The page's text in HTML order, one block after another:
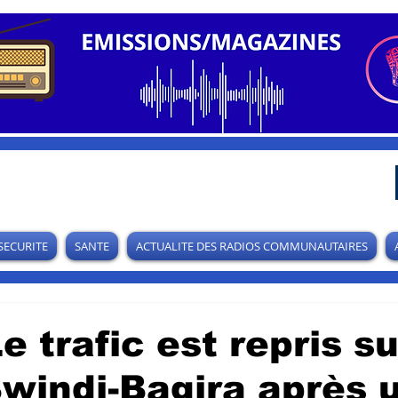
SANTE ACTUALITE DES RADIOS COMMUNAUTAIRES
trafic est repris
Bagira après